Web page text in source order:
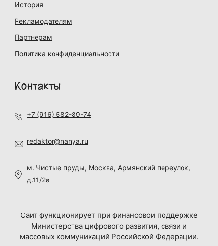
История
Рекламодателям
Партнерам
Политика конфиденциальности
Контакты
+7 (916) 582-89-74
redaktor@nanya.ru
м. Чистые пруды, Москва, Армянский переулок,
д.11/2а
Сайт функционирует при финансовой поддержке
Министерства цифрового развития, связи и
массовых коммуникаций Российской Федерации.